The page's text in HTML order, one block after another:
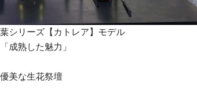
シリーズ【カトレア】モデル
成熟した魅力」
美な生花祭壇